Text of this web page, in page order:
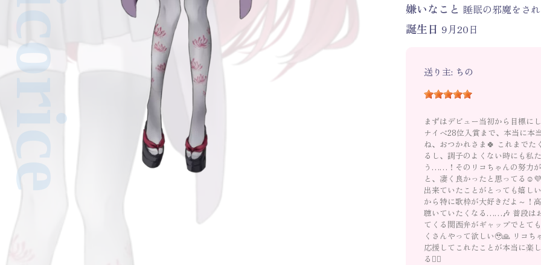
嫌いなこと 睡眠の邪魔をさ
誕生日 9月20日
送り主: ちの
まずはデビュー当初から目標に
ナイベ28位入賞まで、本当に本
ね、おつかれさま🍀 これまでた
るし、調子のよくない時にも私
う……！そのリコちゃんの努力
と、凄く良かったと思ってる
出来ていたことがとっても嬉し
から特に歌枠が大好きだよ～！
聴いていたくなる……🎶 普段は
てくる関西弁がギャップでとて
くさんやって欲しい🥹🙏 リコ
応援してこれたことが本当に楽
る❤️‍🔥